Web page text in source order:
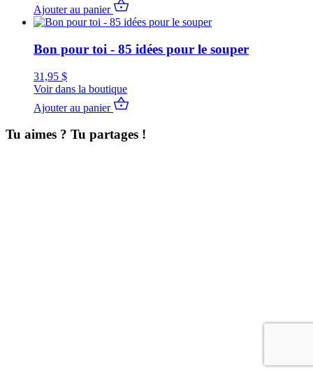
Ajouter au panier
Bon pour toi - 85 idées pour le souper
31,95 $
Voir dans la boutique
Ajouter au panier
Tu aimes ? Tu partages !